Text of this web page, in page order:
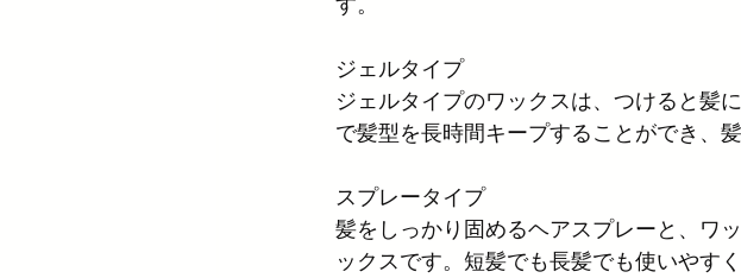
す。
ジェルタイプ
ジェルタイプのワックスは、つけると髪
で髪型を長時間キープすることができ、
スプレータイプ
髪をしっかり固めるヘアスプレーと、ワ
ックスです。短髪でも長髪でも使いやす